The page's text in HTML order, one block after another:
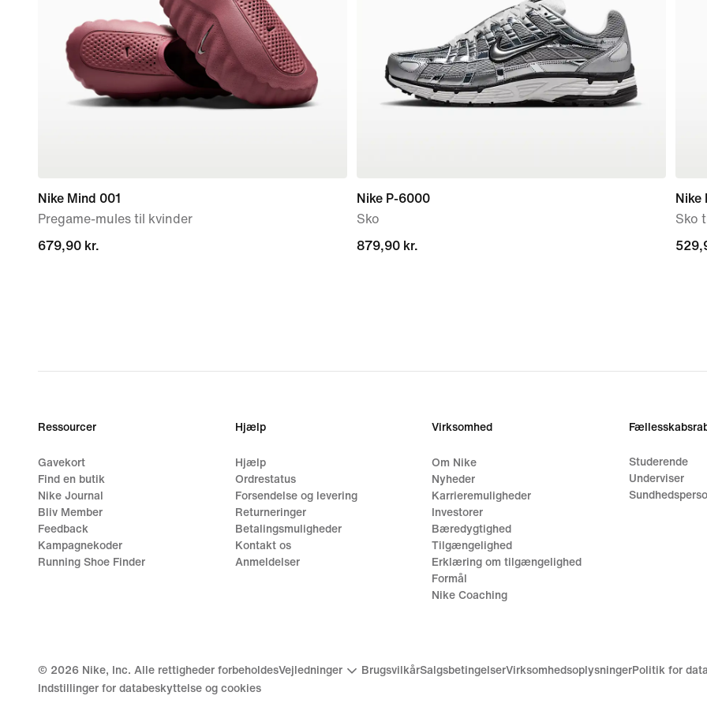
Nike Mind 001
Pregame-mules til kvinder
679,90 kr.
679,90 kr.
Nike P-6000
Sko
879,90 kr.
879,90 kr.
Nike
Sko
Ressourcer
Gavekort
Find en butik
Nike Journal
Bliv Member
Feedback
Kampagnekoder
Running Shoe Finder
Hjælp
Hjælp
Ordrestatus
Forsendelse og levering
Returneringer
Betalingsmuligheder
Kontakt os
Anmeldelser
Virksomhed
Om Nike
Nyheder
Karrieremuligheder
Investorer
Bæredygtighed
Tilgængelighed
Erklæring om tilgængelighed
Formål
Nike Coaching
Studerende
Underviser
© 2026 Nike, Inc. Alle rettigheder forbeholdesVejledninger BrugsvilkårSalgsbetingelserVirksomhedsoplysningerPolitik for
Indstillinger for databeskyttelse og cookies